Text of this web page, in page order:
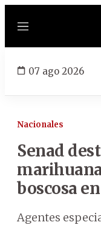
Menú
07 ago 2026
Nacionales
Senad
boscosa
Agentes